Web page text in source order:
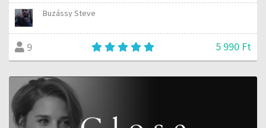
Buzássy Steve
9 5 990 Ft